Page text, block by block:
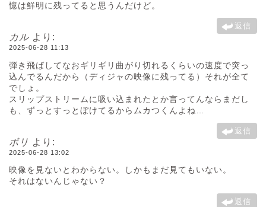
憶は鮮明に残ってると思うんだけど。
返信
カル より:
2025-06-28 11:13
弾き飛ばしてなおギリギリ曲がり切れるくらいの速度で突っ
込んでるんだから（ディジャの映像に残ってる）それが全て
でしょ。
スリップストリームに吸い込まれたとか言ってんならまだし
も、ずっとすっとぼけてるからムカつくんよね…
返信
ボリ より:
2025-06-28 13:02
映像を見ないとわからない。しかもまだ見てもいない。
それはないんじゃない？
返信